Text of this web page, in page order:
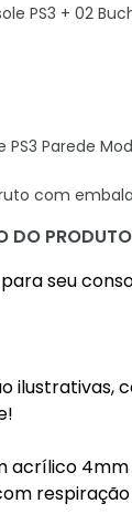
PS3 + 02
PS3 Parede
com
DO PRODUTO
seu
acrílico 4mm